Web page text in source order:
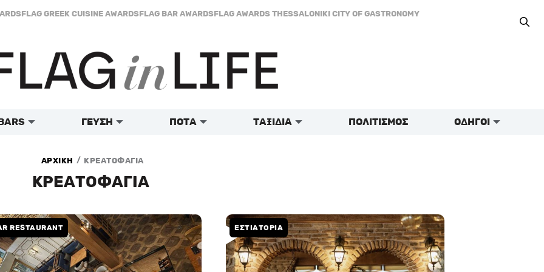
FLAG GREEK CUISINE AWARDSFLAG BAR AWARDSFLAG AWARDS THESSALONIKI CITY OF GASTRONOMY
ΓΕΥΣΗ ΠΟΤΑ ΤΑΞΙΔΙΑ ΠΟΛΙΤΙΣΜΟΣ ΟΔΗΓΟΙ
ΑΡΧΙΚΗ / ΚΡΕΑΤΟΦΑΓΙΑ
ΚΡΕΑΤΟΦΑΓΙΑ
RESTAURANT ΕΣΤΙΑΤΟΡΙΑ